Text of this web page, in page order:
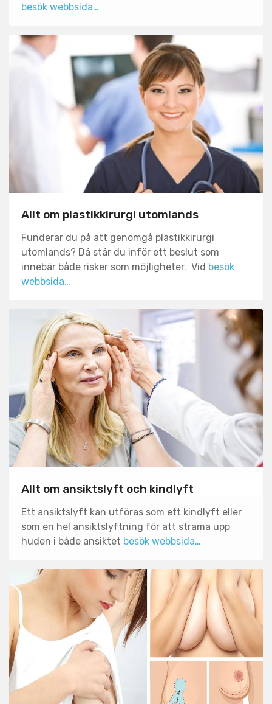
besök webbsida…
Allt om plastikkirurgi utomlands
Funderar du på att genomgå plastikkirurgi
utomlands? Då står du inför ett beslut som
innebär både risker som möjligheter. Vid besök
webbsida…
Allt om ansiktslyft och kindlyft
Ett ansiktslyft kan utföras som ett kindlyft eller
som en hel ansiktslyftning för att strama upp
huden i både ansiktet besök webbsida…